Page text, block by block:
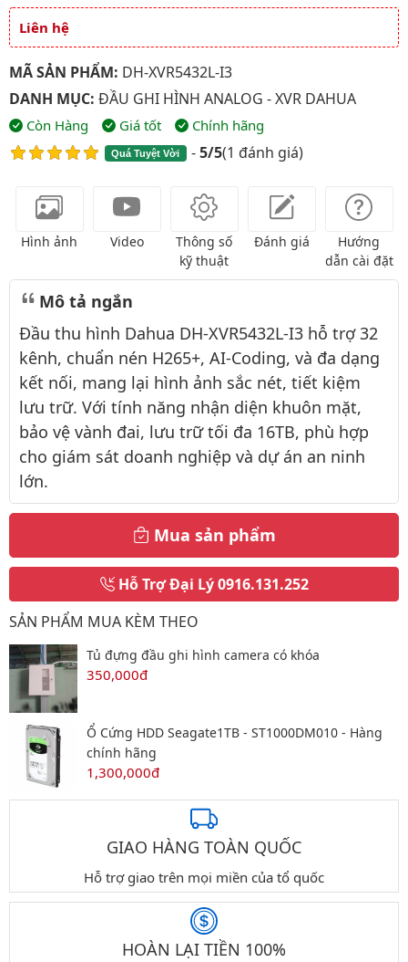
Giá và khuyến mãi
Liên hệ
MÃ SẢN PHẨM: DH-XVR5432L-I3
DANH MỤC: ĐẦU GHI HÌNH ANALOG - XVR DAHUA
Còn Hàng Giá tốt Chính hãng
Quá Tuyệt Vời -5/5(1 đánh giá)
Hình ảnh Video
Thông số
kỹ thuật
Đánh giá
Hướng
dẫn cài đặt
Mô tả ngắn
Đầu thu hình Dahua DH-XVR5432L-I3 hỗ trợ 32
kênh, chuẩn nén H265+, AI-Coding, và đa dạng
kết nối, mang lại hình ảnh sắc nét, tiết kiệm
lưu trữ. Với tính năng nhận diện khuôn mặt,
bảo vệ vành đai, lưu trữ tối đa 16TB, phù hợp
cho giám sát doanh nghiệp và dự án an ninh
lớn.
Mua sản phẩm
Hỗ Trợ Đại Lý0916.131.252
SẢN PHẨM MUA KÈM THEO
Tủ đựng đầu ghi hình camera có khóa
350,000đ
Ổ Cứng HDD Seagate1TB - ST1000DM010 - Hàng
chính hãng
1,300,000đ
GIAO HÀNG TOÀN QUỐC
Hỗ trợ giao trên mọi miền của tổ quốc
HOÀN LẠI TIỀN 100%